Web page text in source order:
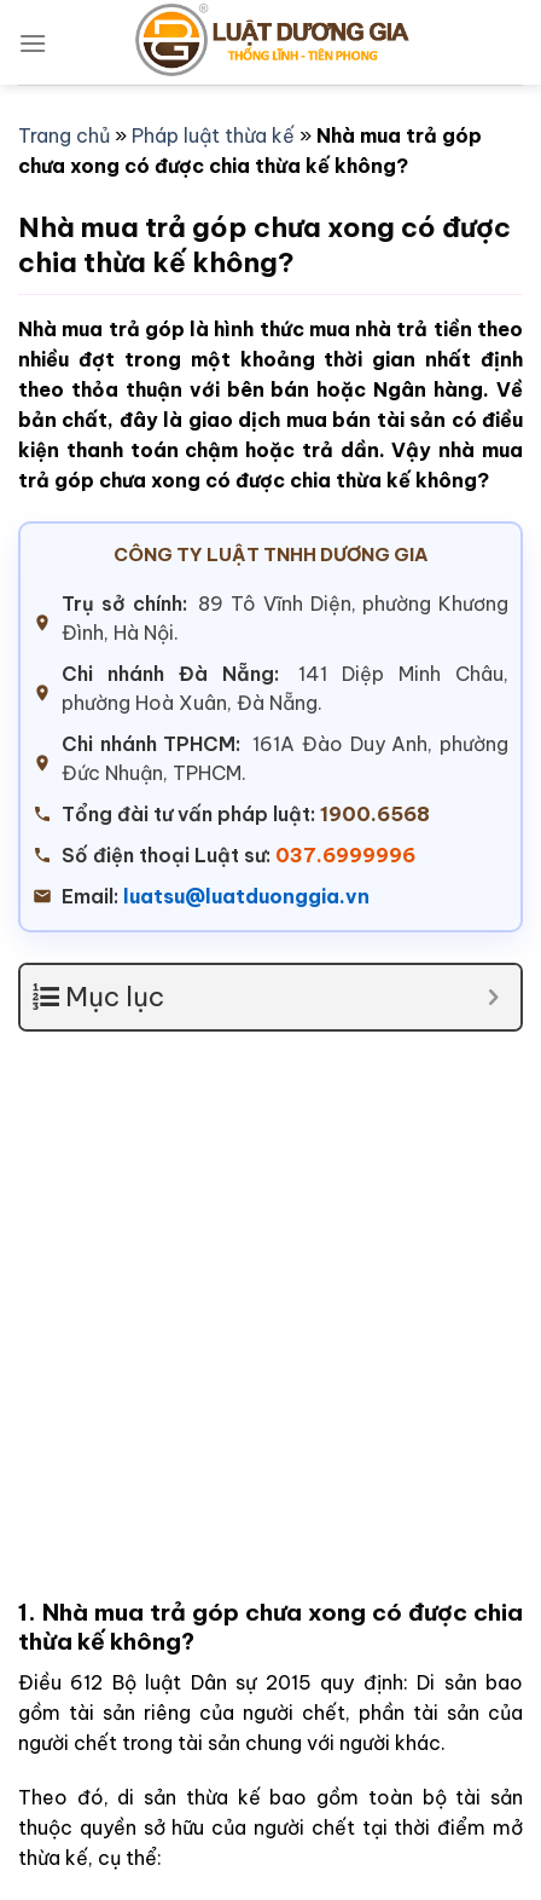
qua
Trang chủ » Pháp luật thừa kế » Nhà mua trả góp
chưa xong có được chia thừa kế không?
Nhà mua trả góp chưa xong có được
chia thừa kế không?
Nhà mua trả góp là hình thức mua nhà trả tiền theo
nhiều đợt trong một khoảng thời gian nhất định
theo thỏa thuận với bên bán hoặc Ngân hàng. Về
bản chất, đây là giao dịch mua bán tài sản có điều
kiện thanh toán chậm hoặc trả dần. Vậy nhà mua
trả góp chưa xong có được chia thừa kế không?
CÔNG TY LUẬT TNHH DƯƠNG GIA
Trụ sở chính: 89 Tô Vĩnh Diện, phường Khương
Đình, Hà Nội.
Chi nhánh Đà Nẵng:
141 Diệp Minh Châu,
phường Hoà Xuân, Đà Nẵng.
Chi nhánh TPHCM: 161A Đào Duy Anh, phường
Đức Nhuận, TPHCM.
Tổng đài tư vấn pháp luật: 1900.6568
Số điện thoại Luật sư: 037.6999996
Email: luatsu@luatduonggia.vn
Mục lục
1. Nhà mua trả góp chưa xong có được chia
thừa kế không?
Điều 612 Bộ luật Dân sự 2015 quy định: Di sản bao
gồm tài sản riêng của người chết, phần tài sản của
người chết trong tài sản chung với người khác.
Theo đó, di sản thừa kế bao gồm toàn bộ tài sản
thuộc quyền sở hữu của người chết tại thời điểm mở
thừa kế, cụ thể: